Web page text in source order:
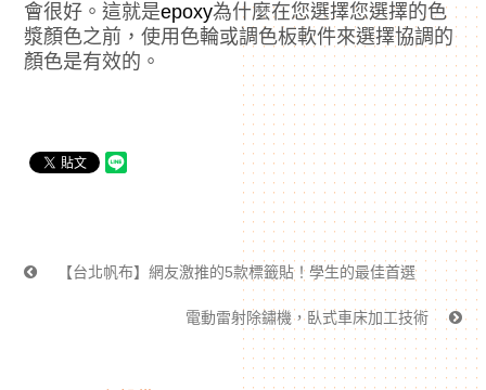
會很好。這就是epoxy為什麼在您選擇您選擇的色
漿顏色之前，使用色輪或調色板軟件來選擇協調的
顏色是有效的。
【台北帆布】網友激推的5款標籤貼！學生的最佳首選
電動雷射除鏽機，臥式車床加工技術